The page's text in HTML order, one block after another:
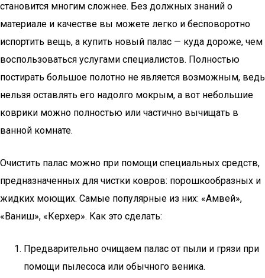
становится многим сложнее. Без должных знаний о
материале и качестве вы можете легко и бесповоротно
испортить вещь, а купить новый палас — куда дороже, чем
воспользоваться услугами специалистов. Полностью
постирать большое полотно не является возможным, ведь
нельзя оставлять его надолго мокрым, а вот небольшие
коврики можно полностью или частично вычищать в
ванной комнате.
Очистить палас можно при помощи специальных средств,
предназначенных для чистки ковров: порошкообразных и
жидких моющих. Самые популярные из них: «Амвей»,
«Ваниш», «Керхер». Как это сделать:
Предварительно очищаем палас от пыли и грязи при
помощи пылесоса или обычного веника.